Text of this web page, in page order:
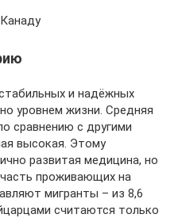
и надёжных
уровнем жизни. Средняя
сравнению с другими
высокая. Этому
развитая медицина, но
проживающих на
мигранты – из 8,6
считаются только